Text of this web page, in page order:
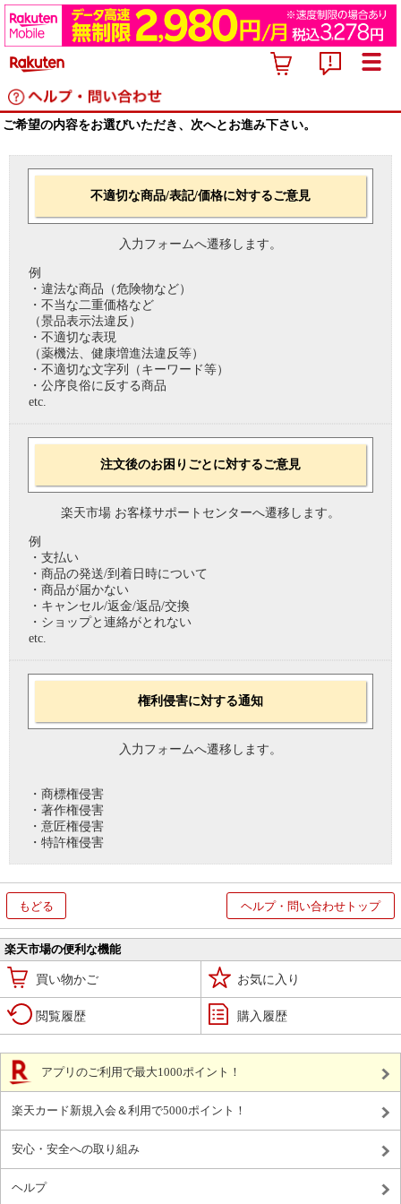
ご希望の内容をお選びいただき、次へとお進み下さい。
不適切な商品/表記/価格に対するご意見
入力フォームへ遷移します。
例
・違法な商品（危険物など）
・不当な二重価格など
（景品表示法違反）
・不適切な表現
（薬機法、健康増進法違反等）
・不適切な文字列（キーワード等）
・公序良俗に反する商品
etc.
注文後のお困りごとに対するご意見
楽天市場 お客様サポートセンターへ遷移します。
例
・支払い
・商品の発送/到着日時について
・商品が届かない
・キャンセル/返金/返品/交換
・ショップと連絡がとれない
etc.
権利侵害に対する通知
入力フォームへ遷移します。
・商標権侵害
・著作権侵害
・意匠権侵害
・特許権侵害
もどる ヘルプ・問い合わせトップ
楽天市場の便利な機能
買い物かご お気に入り
閲覧履歴 購入履歴
アプリのご利用で最大1000ポイント！
楽天カード新規入会＆利用で5000ポイント！
安心・安全への取り組み
ヘルプ